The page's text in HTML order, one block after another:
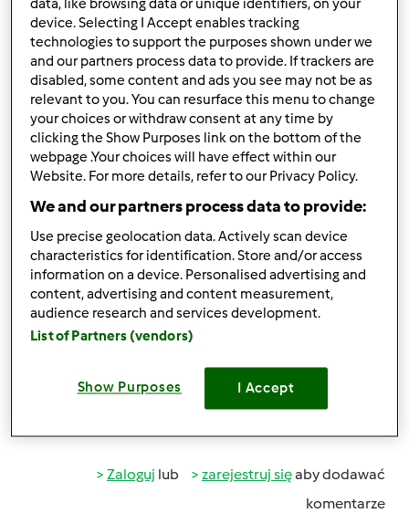
10
2 | Ostatni wpis
Szybka odpowiedź
agulinka
(niezweryfikowany)
wt., 10/01/2013 - 17:39
Zaloguj lub zarejestruj sięaby dodawać
komentarze
data, like browsing data or unique identifiers, on your
device. Selecting I Accept enables tracking
technologies to support the purposes shown under we
and our partners process data to provide. If trackers are
disabled, some content and ads you see may not be as
relevant to you. You can resurface this menu to change
your choices or withdraw consent at any time by
clicking the Show Purposes link on the bottom of the
webpage .Your choices will have effect within our
Website. For more details, refer to our Privacy Policy.
We and our partners process data to provide:
Use precise geolocation data. Actively scan device
characteristics for identification. Store and/or access
information on a device. Personalised advertising and
content, advertising and content measurement,
audience research and services development.
List of Partners (vendors)
Show Purposes I Accept